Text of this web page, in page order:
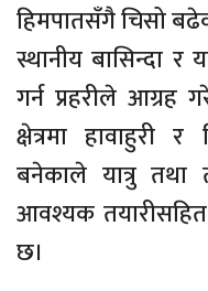
हिमपातसँगै चिसो
स्थानीय बासिन्दा र
गर्न प्रहरीले आग्रह
क्षेत्रमा
बनेकाले यात्रु तथा
आवश्यक तयारीसहित
छ।